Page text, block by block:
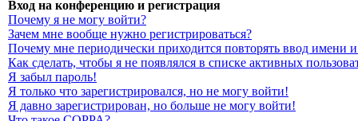
Вход на конференцию и регистрация
Почему я не могу войти?
Зачем мне вообще нужно регистрироваться?
Почему мне периодически приходится повторять ввод имени
Как сделать, чтобы я не появлялся в списке активных
Я забыл пароль!
Я только что зарегистрировался, но не могу войти!
Я давно зарегистрирован, но больше не могу войти!